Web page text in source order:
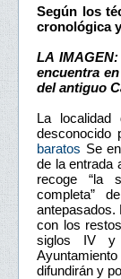
Según los
cronológica
LA
encuentra
del antiguo
La
desconocido
baratos Se
de la entrada
recoge “la
completa”
antepasados.
con los
siglos IV y
difundirán y